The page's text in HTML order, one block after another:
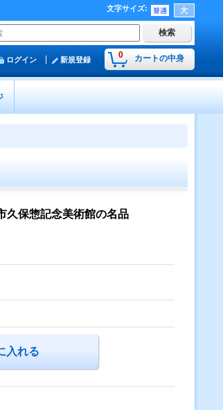
文字サイズ:
0 カートの中身
ログイン 新規登録
久保惣記念美術館の名品